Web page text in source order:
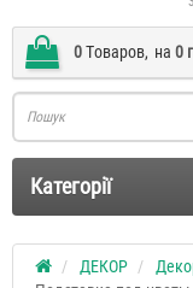
0Tоваров, на 0
Категорії
ДЕКОР